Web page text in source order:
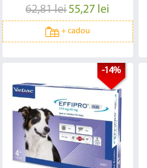
62,81 lei55,27 lei
+cadou
-14%